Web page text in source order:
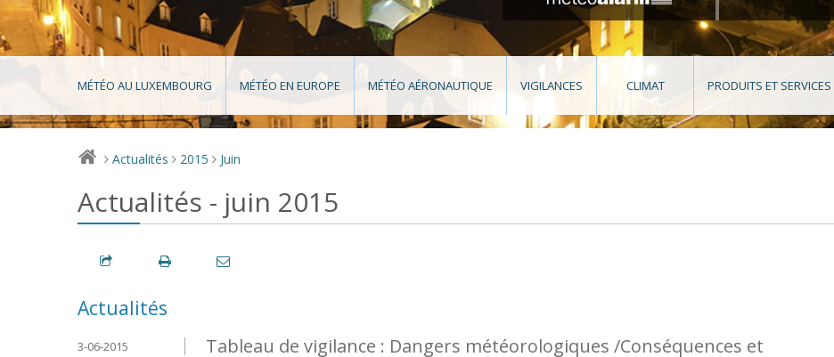
MÉTÉO AU LUXEMBOURG MÉTÉO EN EUROPE MÉTÉO AÉRONAUTIQUE VIGILANCES CLIMAT PRODUITS ET SERVICES
> Actualités > 2015 > Juin
Actualités - juin 2015
Actualités
Tableau de vigilance : Dangers météorologiques /Conséquences et
3-06-2015